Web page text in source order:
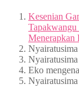
Kesenian
Menerapkan
Nyairatusima
Nyairatusima
Eko
Nyairatusima